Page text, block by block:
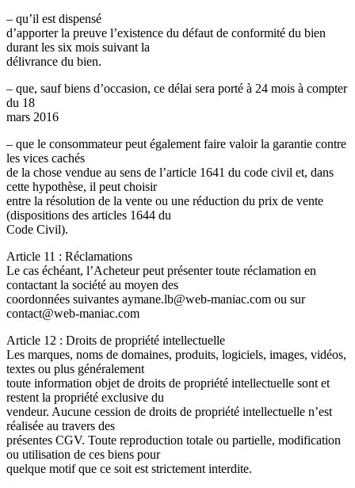
– qu’il est dispensé
d’apporter la preuve l’existence du défaut de conformité du bien
durant les six mois suivant la
délivrance du bien.
– que, sauf biens d’occasion, ce délai sera porté à 24 mois à compter
du 18
mars 2016
– que le consommateur peut également faire valoir la garantie contre
les vices cachés
de la chose vendue au sens de l’article 1641 du code civil et, dans
cette hypothèse, il peut choisir
entre la résolution de la vente ou une réduction du prix de vente
(dispositions des articles 1644 du
Code Civil).
Article 11 : Réclamations
Le cas échéant, l’Acheteur peut présenter toute réclamation en
contactant la société au moyen des
coordonnées suivantes aymane.lb@web-maniac.com ou sur
contact@web-maniac.com
Article 12 : Droits de propriété intellectuelle
Les marques, noms de domaines, produits, logiciels, images, vidéos,
textes ou plus généralement
toute information objet de droits de propriété intellectuelle sont et
restent la propriété exclusive du
vendeur. Aucune cession de droits de propriété intellectuelle n’est
réalisée au travers des
présentes CGV. Toute reproduction totale ou partielle, modification
ou utilisation de ces biens pour
quelque motif que ce soit est strictement interdite.